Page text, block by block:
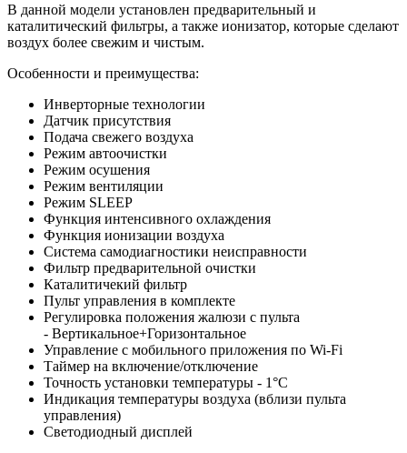
В данной модели установлен предварительный и
каталитический фильтры, а также ионизатор, которые сделают
воздух более свежим и чистым.
Особенности и преимущества:
Инверторные технологии
Датчик присутствия
Подача свежего воздуха
Режим автоочистки
Режим осушения
Режим вентиляции
Режим SLEEP
Функция интенсивного охлаждения
Функция ионизации воздуха
Система самодиагностики неисправности
Фильтр предварительной очистки
Каталитичекий фильтр
Пульт управления в комплекте
Регулировка положения жалюзи с пульта
- Вертикальное+Горизонтальное
Управление c мобильного приложения по Wi-Fi
Таймер на включение/отключение
Точность установки температуры - 1°С
Индикация температуры воздуха (вблизи пульта
управления)
Светодиодный дисплей